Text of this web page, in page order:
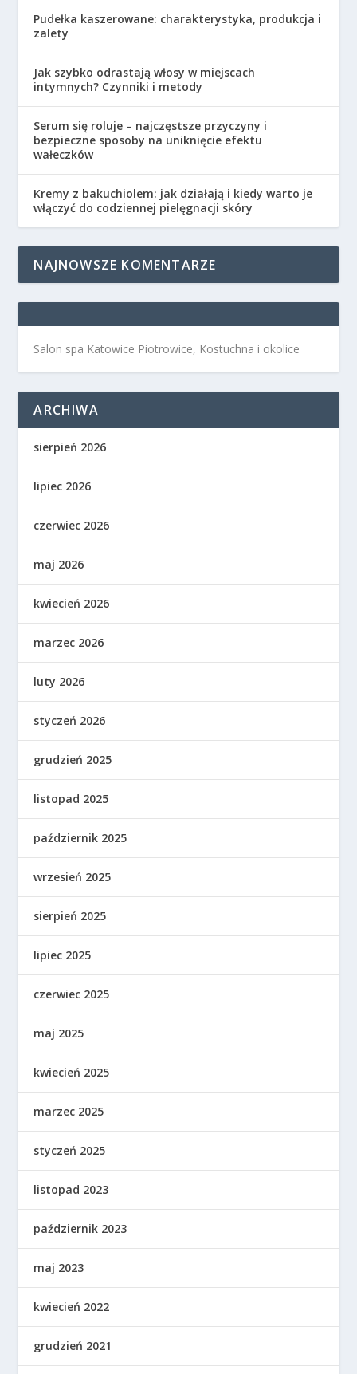
Pudełka kaszerowane: charakterystyka, produkcja i
zalety
Jak szybko odrastają włosy w miejscach
intymnych? Czynniki i metody
Serum się roluje – najczęstsze przyczyny i
bezpieczne sposoby na uniknięcie efektu
wałeczków
Kremy z bakuchiolem: jak działają i kiedy warto je
włączyć do codziennej pielęgnacji skóry
NAJNOWSZE KOMENTARZE
Salon spa Katowice Piotrowice, Kostuchna i okolice
ARCHIWA
sierpień 2026
lipiec 2026
czerwiec 2026
maj 2026
kwiecień 2026
marzec 2026
luty 2026
styczeń 2026
grudzień 2025
listopad 2025
październik 2025
wrzesień 2025
sierpień 2025
lipiec 2025
czerwiec 2025
maj 2025
kwiecień 2025
marzec 2025
styczeń 2025
listopad 2023
październik 2023
maj 2023
kwiecień 2022
grudzień 2021